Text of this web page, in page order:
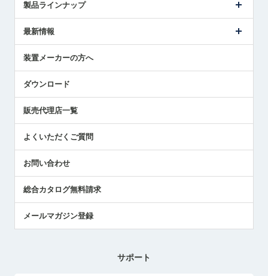
ごあいさつ
受賞履歴
採用情報
国/地域/言語
製品ラインナップ
ツールセッタ製品
エアマイクロセンサ製品
最新情報
メトロールの技術
社員ブログ
中小企業のBCP地震対策
センサのテクニカルガイド
社長ブログ
装置メーカーの方へ
ダウンロード
販売代理店一覧
よくいただくご質問
お問い合わせ
総合カタログ無料請求
メールマガジン登録
サポート